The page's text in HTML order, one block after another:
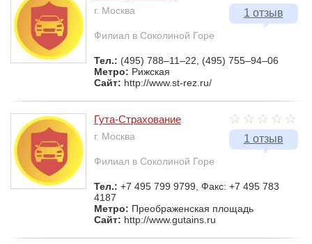
1 отзыв
г. Москва
Филиал в Соколиной Горе
Тел.: (495) 788–11–22, (495) 755–94–06
Метро: Рижская
Сайт: http://www.st-rez.ru/
1 отзыв
Гута-Страхование
г. Москва
Филиал в Соколиной Горе
Тел.: +7 495 799 9799, Факс: +7 495 783
4187
Метро: Преображенская площадь
Сайт: http://www.gutains.ru